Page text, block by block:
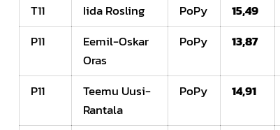
T11 Iida Rosling PoPy 15,49
P11
Eemil-Oskar
Oras
PoPy 13,87
P11
Teemu Uusi-
Rantala
PoPy 14,91